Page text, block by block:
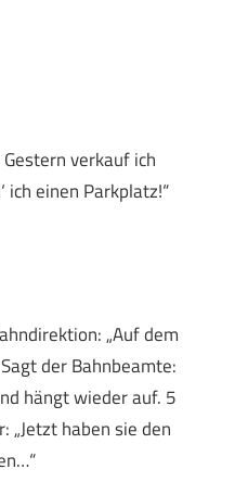
verkauf ich
ich einen Parkplatz!“
„Auf dem
der Bahnbeamte:
hängt wieder auf. 5
„Jetzt haben sie den